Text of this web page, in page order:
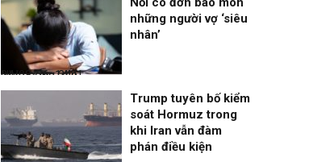
Nhịp sống 24h
04/08/26, 14:41
những người vợ ‘siêu
nhân’
Trump tuyên bố kiểm
soát Hormuz trong
khi Iran vẫn đàm
phán điều kiện